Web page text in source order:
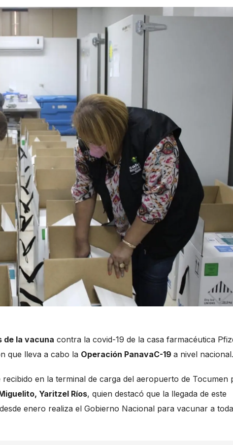
de la vacuna contra la covid-19 de la casa farmacéutica
que lleva a cabo la Operación PanavaC-19 a nivel nacional.
en la terminal de carga del aeropuerto de Tocumen
Yaritzel Ríos, quien destacó que la llegada de este
enero realiza el Gobierno Nacional para vacunar a